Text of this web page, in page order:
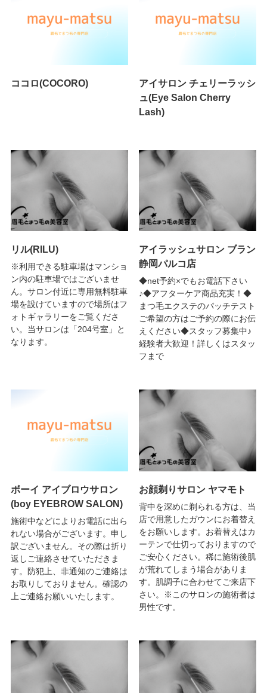
ココロ(COCORO)
アイサロン チェリーラッシ
ュ(Eye Salon Cherry
Lash)
リル(RILU)
※利用できる駐車場はマンショ
ン内の駐車場ではございませ
ん。サロン付近に専用無料駐車
場を設けていますので場所はフ
ォトギャラリーをご覧くださ
い。当サロンは「204号室」と
なります。
アイラッシュサロン ブラン
静岡パルコ店
◆net予約×でもお電話下さい
♪◆アフターケア商品充実！◆
まつ毛エクステのパッチテスト
ご希望の方はご予約の際にお伝
えください◆スタッフ募集中♪
経験者大歓迎！詳しくはスタッ
フまで
ボーイ アイブロウサロン
(boy EYEBROW SALON)
施術中などによりお電話に出ら
れない場合がございます。申し
訳ございません。その際は折り
返しご連絡させていただきま
す。防犯上、非通知のご連絡は
お取りしておりません。確認の
上ご連絡お願いいたします。
お顔剃りサロン ヤマモト
背中を深めに剃られる方は、当
店で用意したガウンにお着替え
をお願いします。お着替えはカ
ーテンで仕切っておりますので
ご安心ください。稀に施術後肌
が荒れてしまう場合がありま
す。肌調子に合わせてご来店下
さい。※このサロンの施術者は
男性です。